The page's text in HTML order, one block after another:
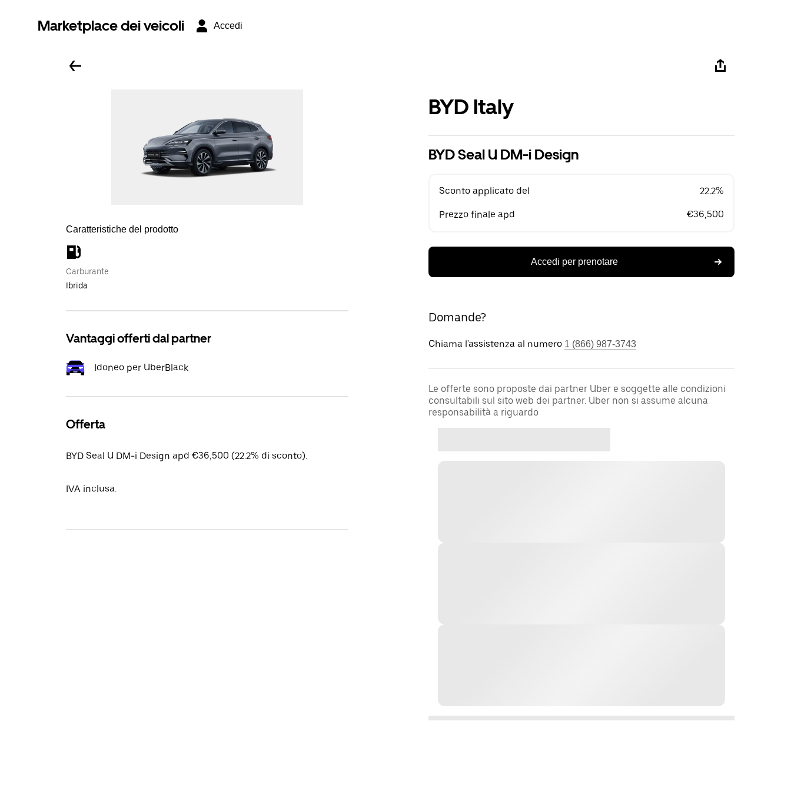
Marketplace dei veicoli Accedi
Caratteristiche del prodotto
Carburante
Ibrida
Vantaggi offerti dal partner
Idoneo per UberBlack
Offerta
BYD Seal U DM-i Design apd €36,500 (22.2% di sconto).
IVA inclusa.
BYD Italy
BYD Seal U DM-i Design
Sconto applicato del 22.2%
Prezzo finale apd €36,500
Accedi per prenotare
Domande?
Chiama l'assistenza al numero 1 (866) 987-3743
Le offerte sono proposte dai partner Uber e soggette alle condizioni
consultabili sul sito web dei partner. Uber non si assume alcuna
responsabilità a riguardo